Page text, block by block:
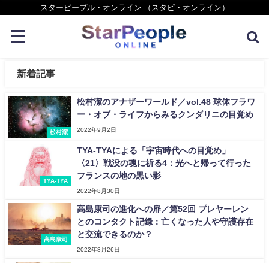
スターピープル・オンライン （スタピ・オンライン）
新着記事
松村潔
松村潔のアナザーワールド／vol.48 球体フラワ
ー・オブ・ライフからみるクンダリニの目覚め
2022年9月2日
TYA-TYA
TYA-TYAによる「宇宙時代への目覚め」
〈21〉戦没の魂に祈る4：光へと帰って行った
フランスの地の黒い影
2022年8月30日
高島康司
高島康司の進化への扉／第52回 プレヤーレン
とのコンタクト記録：亡くなった人や守護存在
と交流できるのか？
2022年8月26日